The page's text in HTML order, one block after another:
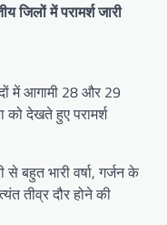
जिलों में परामर्श जारी
में आगामी 28 और 29
को देखते हुए परामर्श
से बहुत भारी वर्षा, गर्जन के
तीव्र दौर होने की